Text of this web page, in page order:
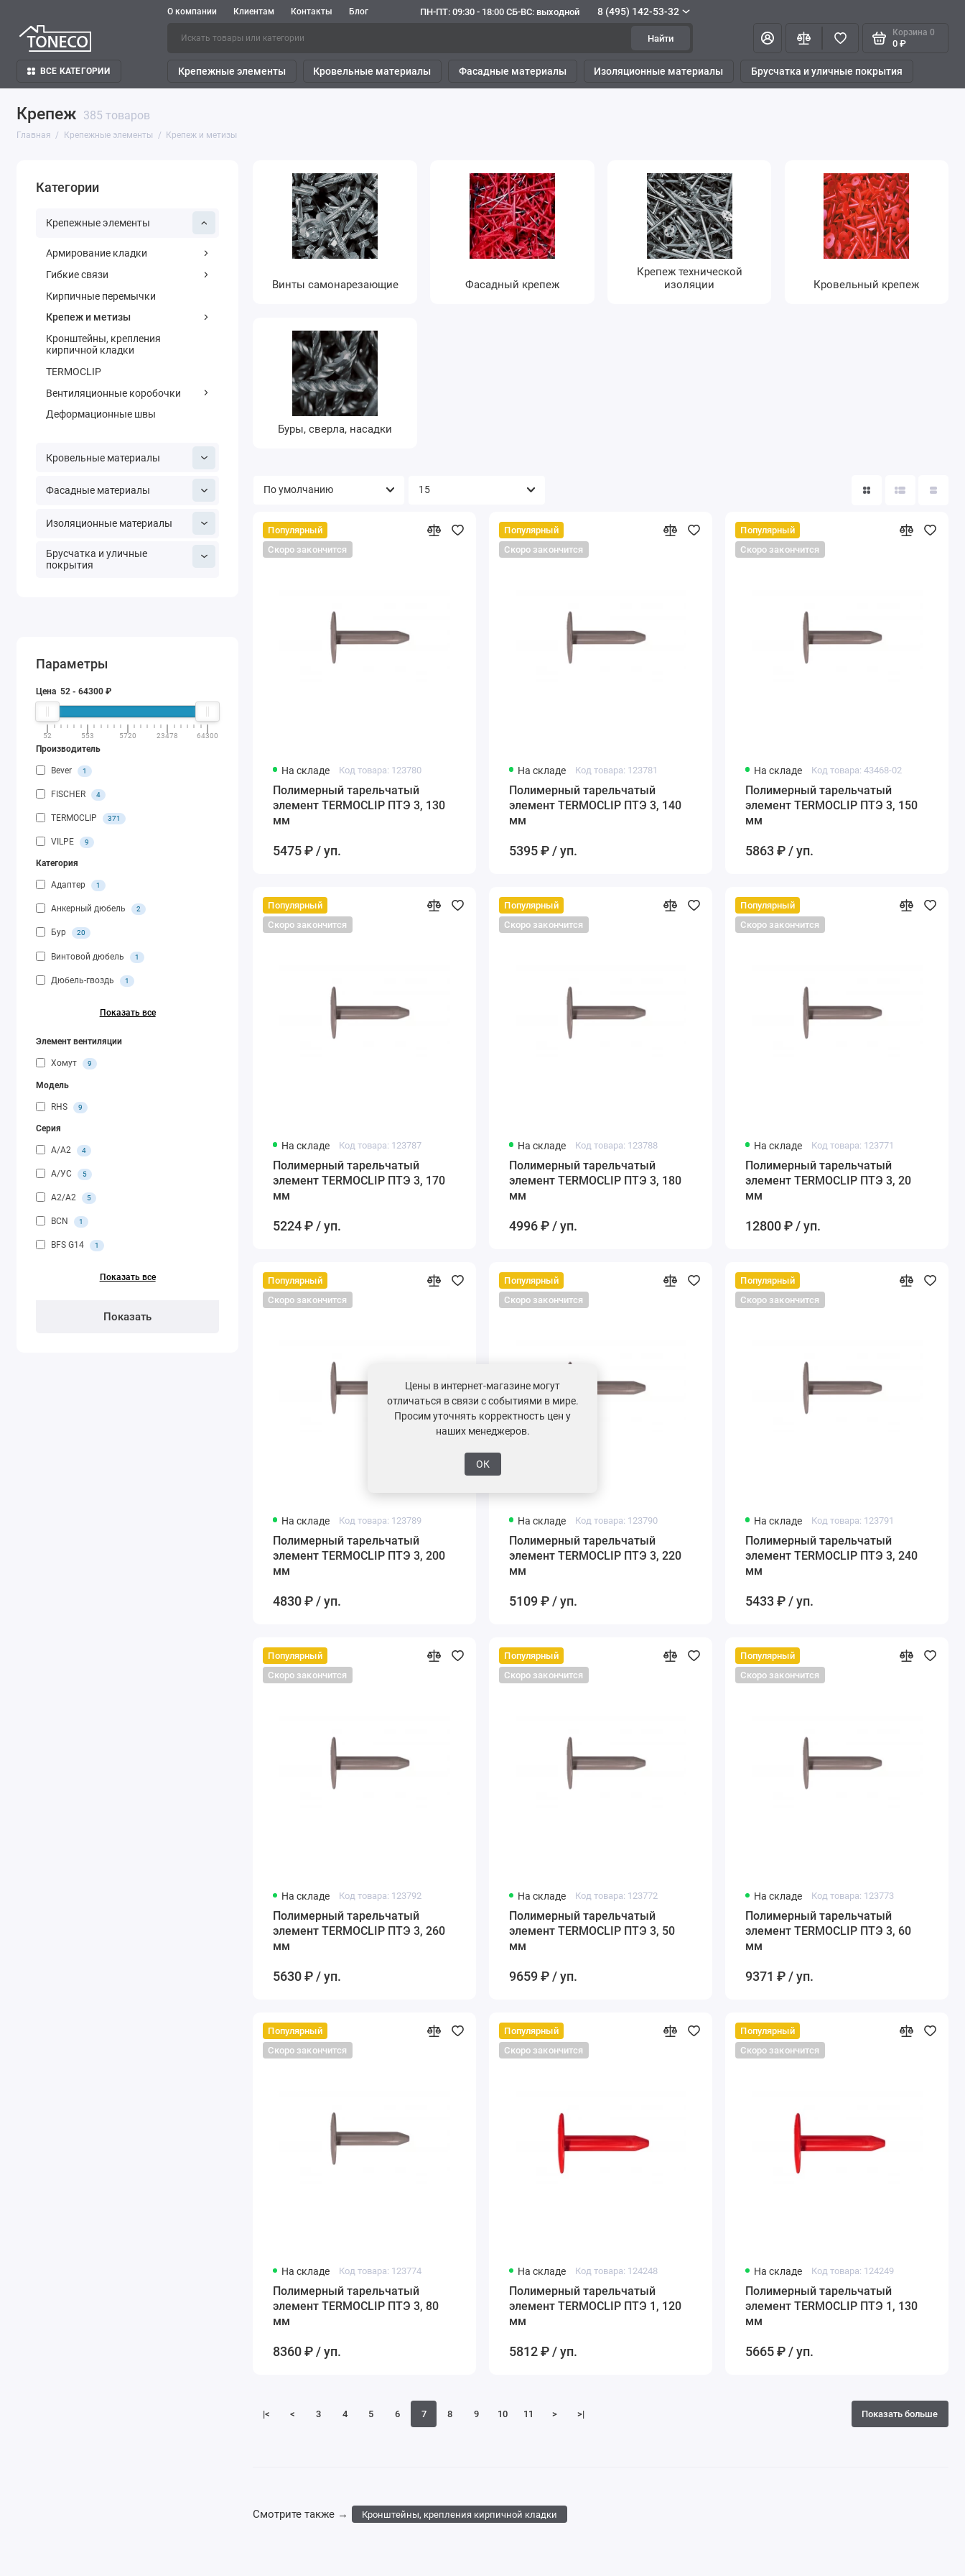
О компании Клиентам Контакты Блог ПН-ПТ: 09:30 - 18:00 СБ-ВС: выходной 8 (495) 142-53-32
Найти
Корзина 0
0 ₽
ВСЕ КАТЕГОРИИ Крепежные элементы Кровельные материалы Фасадные материалы Изоляционные материалы Брусчатка и уличные покрытия
Крепеж 385 товаров
Главная Крепежные элементы Крепеж и метизы
Категории
Крепежные элементы
Армирование кладки
Гибкие связи
Кирпичные перемычки
Крепеж и метизы
Кронштейны, крепления
кирпичной кладки
TERMOCLIP
Вентиляционные коробочки
Деформационные швы
Кровельные материалы
Фасадные материалы
Изоляционные материалы
Брусчатка и уличные
покрытия
Параметры
Цена52 -64300 ₽
52 553 5720 23478 64300
Производитель
Bever 1
FISCHER 4
TERMOCLIP 371
VILPE 9
Категория
Адаптер 1
Анкерный дюбель 2
Бур 20
Винтовой дюбель 1
Дюбель-гвоздь 1
Показать все
Элемент вентиляции
Хомут 9
Модель
RHS 9
Серия
A/A2 4
A/УС 5
A2/A2 5
BCN 1
BFS G14 1
Показать все
Винты самонарезающие Фасадный крепеж
Крепеж технической
изоляции
Кровельный крепеж
Буры, сверла, насадки
Популярный
Скоро закончится
На складе Код товара: 123780
Полимерный тарельчатый
элемент TERMOCLIP ПТЭ 3, 130
мм
5475 ₽ / уп.
Популярный
Скоро закончится
На складе Код товара: 123781
Полимерный тарельчатый
элемент TERMOCLIP ПТЭ 3, 140
мм
5395 ₽ / уп.
Популярный
Скоро закончится
На складе Код товара: 43468-02
Полимерный тарельчатый
элемент TERMOCLIP ПТЭ 3, 150
мм
5863 ₽ / уп.
Популярный
Скоро закончится
На складе Код товара: 123787
Полимерный тарельчатый
элемент TERMOCLIP ПТЭ 3, 170
мм
5224 ₽ / уп.
Популярный
Скоро закончится
На складе Код товара: 123788
Полимерный тарельчатый
элемент TERMOCLIP ПТЭ 3, 180
мм
4996 ₽ / уп.
Популярный
Скоро закончится
На складе Код товара: 123771
Полимерный тарельчатый
элемент TERMOCLIP ПТЭ 3, 20
мм
12800 ₽ / уп.
Популярный
Скоро закончится
На складе Код товара: 123789
Полимерный тарельчатый
элемент TERMOCLIP ПТЭ 3, 200
мм
4830 ₽ / уп.
Популярный
Скоро закончится
На складе Код товара: 123790
Полимерный тарельчатый
элемент TERMOCLIP ПТЭ 3, 220
мм
5109 ₽ / уп.
Популярный
Скоро закончится
На складе Код товара: 123791
Полимерный тарельчатый
элемент TERMOCLIP ПТЭ 3, 240
мм
5433 ₽ / уп.
Популярный
Скоро закончится
На складе Код товара: 123792
Полимерный тарельчатый
элемент TERMOCLIP ПТЭ 3, 260
мм
5630 ₽ / уп.
Популярный
Скоро закончится
На складе Код товара: 123772
Полимерный тарельчатый
элемент TERMOCLIP ПТЭ 3, 50
мм
9659 ₽ / уп.
Популярный
Скоро закончится
На складе Код товара: 123773
Полимерный тарельчатый
элемент TERMOCLIP ПТЭ 3, 60
мм
9371 ₽ / уп.
Популярный
Скоро закончится
На складе Код товара: 123774
Полимерный тарельчатый
элемент TERMOCLIP ПТЭ 3, 80
мм
8360 ₽ / уп.
Популярный
Скоро закончится
На складе Код товара: 124248
Полимерный тарельчатый
элемент TERMOCLIP ПТЭ 1, 120
мм
5812 ₽ / уп.
Популярный
Скоро закончится
На складе Код товара: 124249
Полимерный тарельчатый
элемент TERMOCLIP ПТЭ 1, 130
мм
5665 ₽ / уп.
|< < 3 4 5 6 7 8 9 10 11 > >| Показать больше
Смотрите также → Кронштейны, крепления кирпичной кладки
Цены в интернет-магазине могут
отличаться в связи с событиями в мире.
Просим уточнять корректность цен у
наших менеджеров.
ОК